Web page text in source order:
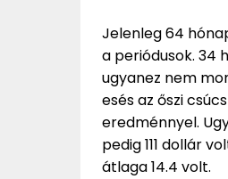
Jelenleg 64
a periódusok. 34
ugyanez nem
esés az őszi
eredménnyel.
pedig 111 dollár
átlaga 14.4 volt.